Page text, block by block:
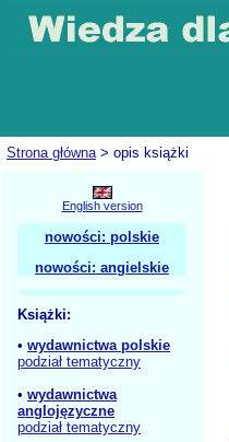
Strona główna> opis książki
English version
nowości: polskie
nowości: angielskie
Książki:
• wydawnictwa polskie
podział tematyczny
• wydawnictwa
anglojęzyczne
podział tematyczny